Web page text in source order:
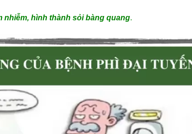
hình thành sỏi bàng quang.